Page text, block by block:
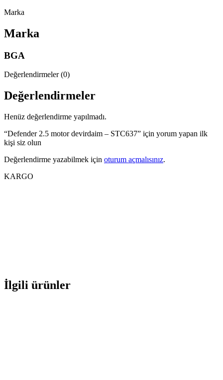
Marka
Marka
BGA
Değerlendirmeler (0)
Değerlendirmeler
Henüz değerlendirme yapılmadı.
“Defender 2.5 motor devirdaim – STC637” için yorum yapan ilk
kişi siz olun
Değerlendirme yazabilmek için oturum açmalısınız.
KARGO
İlgili ürünler